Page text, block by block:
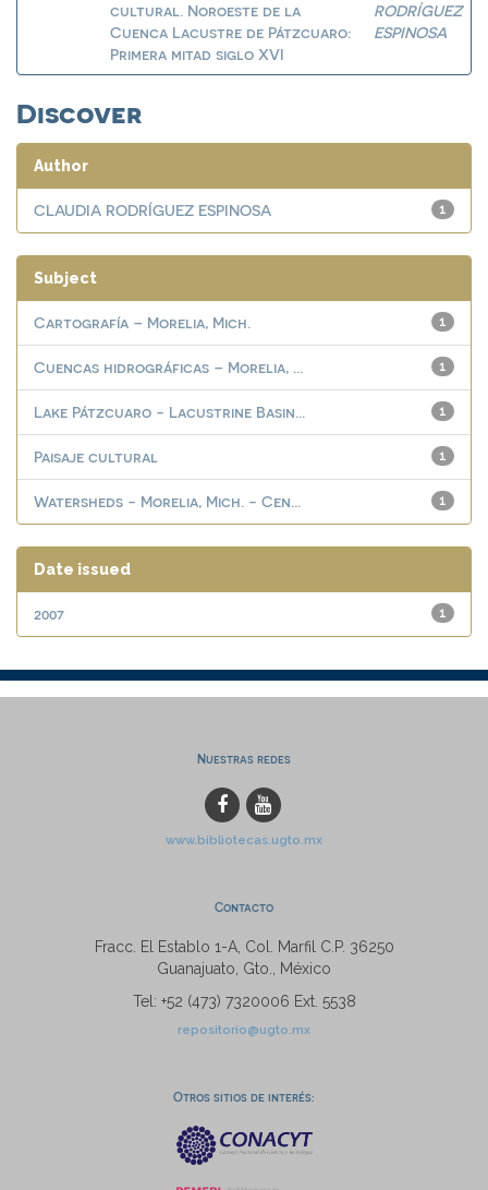
cultural. Noroeste de la
Cuenca Lacustre de Pátzcuaro:
Primera mitad siglo XVI
RODRÍGUEZ
ESPINOSA
Discover
Author
1
CLAUDIA RODRÍGUEZ ESPINOSA
Subject
1
Cartografía – Morelia, Mich.
1
Cuencas hidrográficas – Morelia, ...
1
Lake Pátzcuaro - Lacustrine Basin...
1
Paisaje cultural
1
Watersheds - Morelia, Mich. - Cen...
Date issued
1
2007
Nuestras redes
www.bibliotecas.ugto.mx
Contacto
Fracc. El Establo 1-A, Col. Marfil C.P. 36250
Guanajuato, Gto., México
Tel: +52 (473) 7320006 Ext. 5538
repositorio@ugto.mx
Otros sitios de interés: